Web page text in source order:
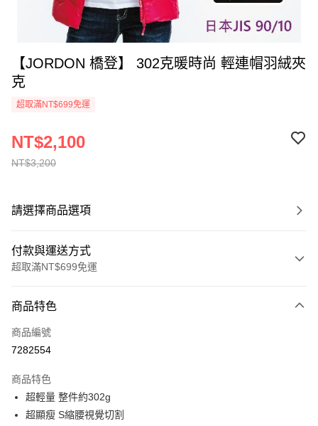
【JORDON 橋登】 302克暖時尚 輕連帽羽絨夾
克
超取滿NT$699免運
NT$3,200
NT$2,100
請選擇商品選項
付款與運送方式
超取滿NT$699免運
信用卡一次付款
超商取貨付款
街口支付
悠遊付
商品特色
商品編號
7282554
商品特色
超輕量 整件約302g
超顯瘦 S縮腰視覺切割